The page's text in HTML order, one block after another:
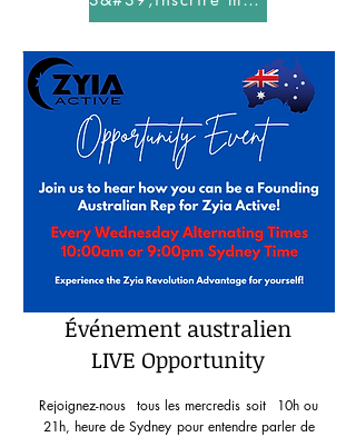
Événement australien
LIVE Opportunity
Rejoignez-nous tous les mercredis soit
10h ou
21h, heure de Sydney pour entendre parler de